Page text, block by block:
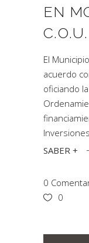
EN
El
acuerdo
oficiando
SABER +
0
0